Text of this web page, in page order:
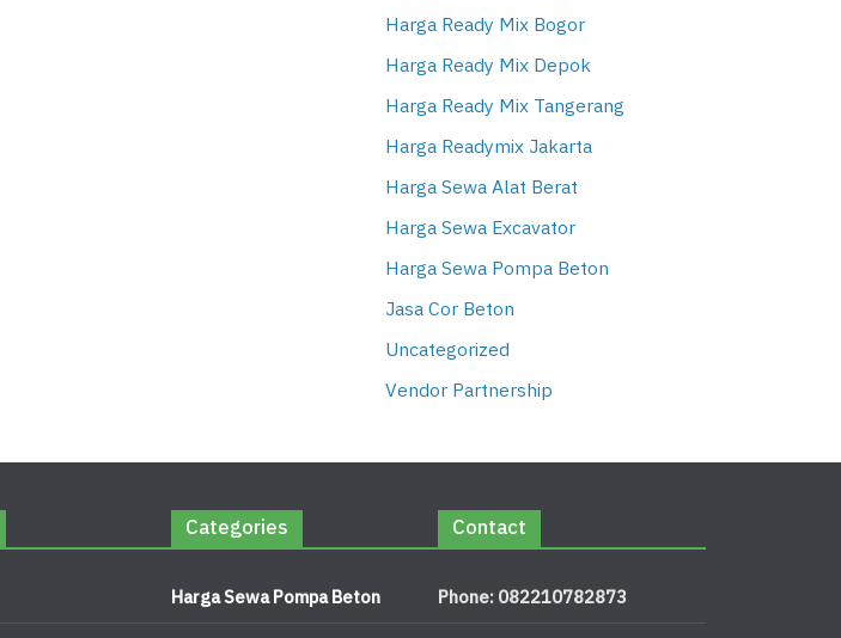
Harga Ready Mix Bogor
Harga Ready Mix Depok
Harga Ready Mix Tangerang
Harga Readymix Jakarta
Harga Sewa Alat Berat
Harga Sewa Excavator
Harga Sewa Pompa Beton
Jasa Cor Beton
Uncategorized
Vendor Partnership
Categories
Harga Sewa Pompa Beton
Contact
Phone: 082210782873